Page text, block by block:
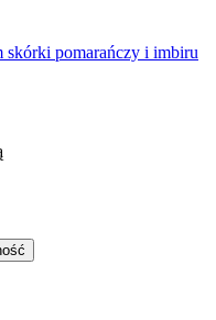
skórki pomarańczy i imbiru